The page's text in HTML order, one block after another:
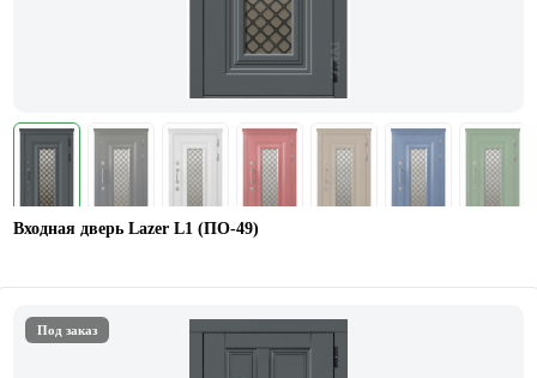
Входная дверь Lazer L1 (ПО-49)
Под заказ